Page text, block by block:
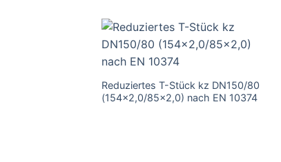
Reduziertes T-Stück kz DN150/80
(154×2,0/85×2,0) nach EN 10374